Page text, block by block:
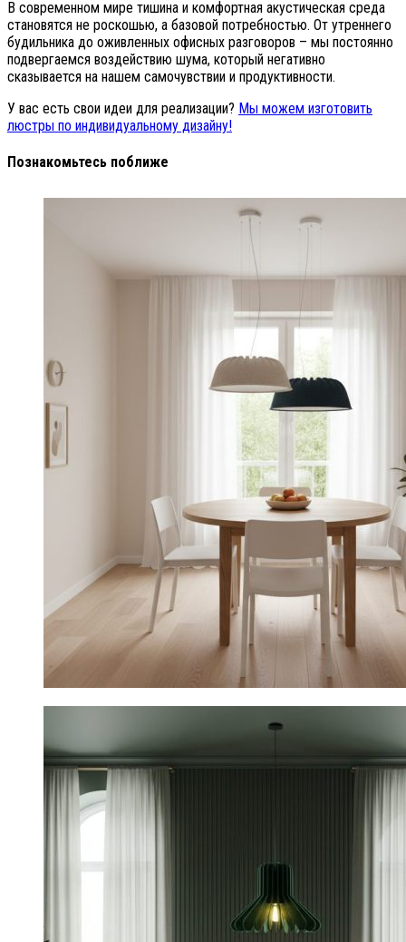
В современном мире тишина и комфортная акустическая среда
становятся не роскошью, а базовой потребностью. От утреннего
будильника до оживленных офисных разговоров – мы постоянно
подвергаемся воздействию шума, который негативно
сказывается на нашем самочувствии и продуктивности.
У вас есть свои идеи для реализации? Мы можем изготовить
люстры по индивидуальному дизайну!
Познакомьтесь поближе